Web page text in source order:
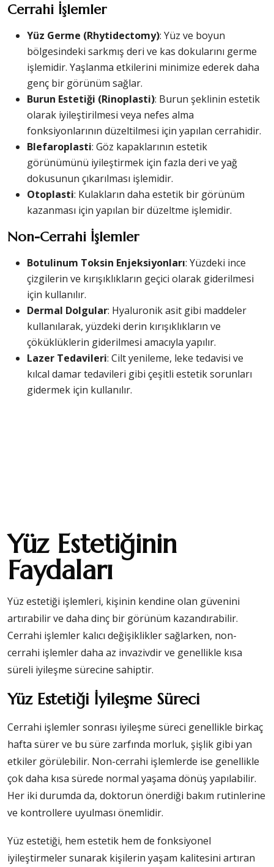
Cerrahi İşlemler
Yüz Germe (Rhytidectomy): Yüz ve boyun
bölgesindeki sarkmış deri ve kas dokularını germe
işlemidir. Yaşlanma etkilerini minimize ederek daha
genç bir görünüm sağlar.
Burun Estetiği (Rinoplasti): Burun şeklinin estetik
olarak iyileştirilmesi veya nefes alma
fonksiyonlarının düzeltilmesi için yapılan cerrahidir.
Blefaroplasti: Göz kapaklarının estetik
görünümünü iyileştirmek için fazla deri ve yağ
dokusunun çıkarılması işlemidir.
Otoplasti: Kulakların daha estetik bir görünüm
kazanması için yapılan bir düzeltme işlemidir.
Non-Cerrahi İşlemler
Botulinum Toksin Enjeksiyonları: Yüzdeki ince
çizgilerin ve kırışıklıkların geçici olarak giderilmesi
için kullanılır.
Dermal Dolgular: Hyaluronik asit gibi maddeler
kullanılarak, yüzdeki derin kırışıklıkların ve
çöküklüklerin giderilmesi amacıyla yapılır.
Lazer Tedavileri: Cilt yenileme, leke tedavisi ve
kılcal damar tedavileri gibi çeşitli estetik sorunları
gidermek için kullanılır.
Yüz Estetiğinin
Faydaları
Yüz estetiği işlemleri, kişinin kendine olan güvenini
artırabilir ve daha dinç bir görünüm kazandırabilir.
Cerrahi işlemler kalıcı değişiklikler sağlarken, non-
cerrahi işlemler daha az invazivdir ve genellikle kısa
süreli iyileşme sürecine sahiptir.
Yüz Estetiği İyileşme Süreci
Cerrahi işlemler sonrası iyileşme süreci genellikle birkaç
hafta sürer ve bu süre zarfında morluk, şişlik gibi yan
etkiler görülebilir. Non-cerrahi işlemlerde ise genellikle
çok daha kısa sürede normal yaşama dönüş yapılabilir.
Her iki durumda da, doktorun önerdiği bakım rutinlerine
ve kontrollere uyulması önemlidir.
Yüz estetiği, hem estetik hem de fonksiyonel
iyileştirmeler sunarak kişilerin yaşam kalitesini artıran